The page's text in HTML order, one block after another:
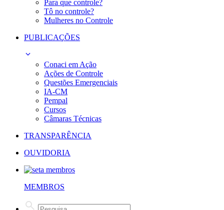
Para que controle?
Tô no controle?
Mulheres no Controle
PUBLICAÇÕES
Conaci em Ação
Ações de Controle
Questões Emergenciais
IA-CM
Pempal
Cursos
Câmaras Técnicas
TRANSPARÊNCIA
OUVIDORIA
MEMBROS